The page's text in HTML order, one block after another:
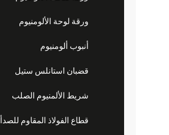
ورقة لوحة الألومنيوم
أنبوب ألومنيوم
قضبان استانلس ستيل
شريط الألمنيوم الصلب
قطاع الفولاذ المقاوم للصدأ